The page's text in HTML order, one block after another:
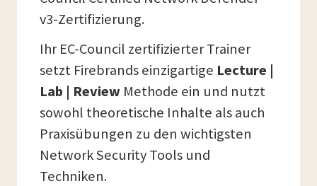
v3-Zertifizierung.
Ihr EC-Council zertifizierter Trainer
setzt Firebrands einzigartige Lecture |
Lab | Review Methode ein und nutzt
sowohl theoretische Inhalte als auch
Praxisübungen zu den wichtigsten
Network Security Tools und
Techniken.